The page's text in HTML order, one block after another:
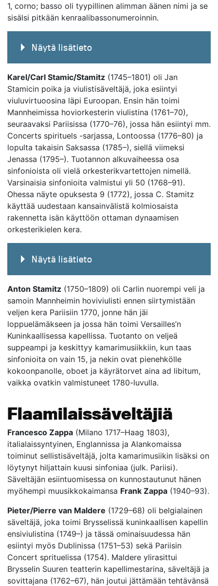
1, corno; basso oli tyypillinen alimman äänen nimi ja se
sisälsi pitkään kenraalibassonumeroinnin.
Näytä lisätieto
Karel/Carl Stamic/Stamitz (1745–1801) oli Jan
Stamicin poika ja viulistisäveltäjä, joka esiintyi
viuluvirtuoosina läpi Euroopan. Ensin hän toimi
Mannheimissa hoviorkesterin viulistina (1761–70),
seuraavaksi Pariisissa (1770–76), jossa hän esiintyi mm.
Concerts spirituels -sarjassa, Lontoossa (1776–80) ja
lopulta takaisin Saksassa (1785–), siellä viimeksi
Jenassa (1795–). Tuotannon alkuvaiheessa osa
sinfonioista oli vielä orkesterikvartettojen nimellä.
Varsinaisia sinfonioita valmistui yli 50 (1768–91).
Ohessa näyte opuksesta 9 (1772), jossa C. Stamitz
käyttää uudestaan kansainvälistä kolmiosaista
rakennetta isän käyttöön ottaman dynaamisen
orkesterikielen kera.
Näytä lisätieto
Anton Stamitz (1750–1809) oli Carlin nuorempi veli ja
samoin Mannheimin hoviviulisti ennen siirtymistään
veljen kera Pariisiin 1770, jonne hän jäi
loppuelämäkseen ja jossa hän toimi Versailles’n
Kuninkaallisessa kapellissa. Tuotanto on veljeä
suppeampi ja keskittyy kamarimusiikkiin, kun taas
sinfonioita on vain 15, ja nekin ovat pienehkölle
kokoonpanolle, oboet ja käyrätorvet aina ad libitum,
vaikka ovatkin valmistuneet 1780-luvulla.
Flaamilaissäveltäjiä
Francesco Zappa (Milano 1717–Haag 1803),
italialaissyntyinen, Englannissa ja Alankomaissa
toiminut sellistisäveltäjä, jolta kamarimusiikin lisäksi on
löytynyt hiljattain kuusi sinfoniaa (julk. Pariisi).
Säveltäjän esiintuomisessa on kunnostautunut hänen
myöhempi muusikkokaimansa Frank Zappa (1940–93).
Pieter/Pierre van Maldere (1729–68) oli belgialainen
säveltäjä, joka toimi Brysselissä kuninkaallisen kapellin
ensiviulistina (1749–) ja tässä ominaisuudessa hän
esiintyi myös Dublinissa (1751–53) sekä Pariisin
Concert sprituelissa (1754). Maldere ylirasittui
Brysselin Suuren teatterin kapellimestarina, säveltäjä ja
sovittajana (1762–67), hän joutui jättämään tehtävänsä